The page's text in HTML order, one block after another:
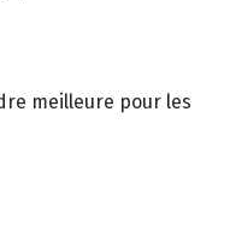
meilleure pour les